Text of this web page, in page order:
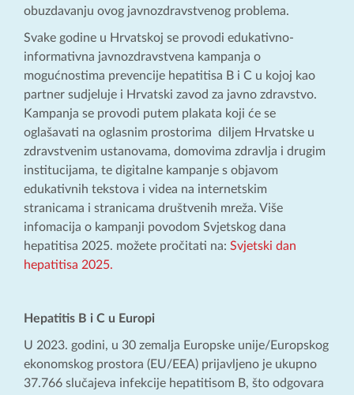
obuzdavanju ovog javnozdravstvenog problema.
Svake godine u Hrvatskoj se provodi edukativno-
informativna javnozdravstvena kampanja o
mogućnostima prevencije hepatitisa B i C u kojoj kao
partner sudjeluje i Hrvatski zavod za javno zdravstvo.
Kampanja se provodi putem plakata koji će se
oglašavati na oglasnim prostorima diljem Hrvatske u
zdravstvenim ustanovama, domovima zdravlja i drugim
institucijama, te digitalne kampanje s objavom
edukativnih tekstova i videa na internetskim
stranicama i stranicama društvenih mreža. Više
infomacija o kampanji povodom Svjetskog dana
hepatitisa 2025. možete pročitati na: Svjetski dan
hepatitisa 2025.
Hepatitis B i C u Europi
U 2023. godini, u 30 zemalja Europske unije/Europskog
ekonomskog prostora (EU/EEA) prijavljeno je ukupno
37.766 slučajeva infekcije hepatitisom B, što odgovara